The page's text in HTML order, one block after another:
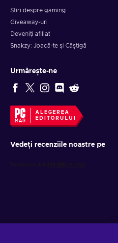
Știri despre gaming
Giveaway-uri
Deveniți afiliat
Snakzy: Joacă-te și Câștigă
Urmărește-ne
ALEGEREA
EDITORULUI
Vedeți recenziile noastre pe